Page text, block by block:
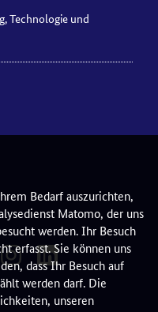
Bedarf auszurichten,
Matomo, der uns
werden. Ihr Besuch
erfasst. Sie können uns
dass Ihr Besuch auf
werden darf. Die
unseren
Technologie und